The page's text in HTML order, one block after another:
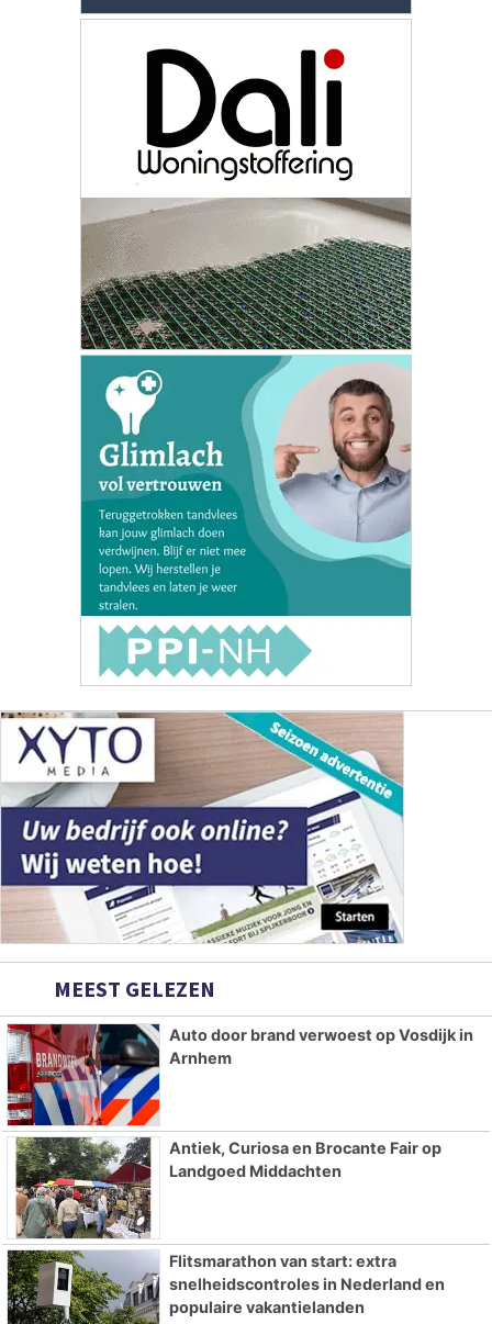
MEEST GELEZEN
Auto door brand verwoest op Vosdijk in
Arnhem
Antiek, Curiosa en Brocante Fair op
Landgoed Middachten
Flitsmarathon van start: extra
snelheidscontroles in Nederland en
populaire vakantielanden